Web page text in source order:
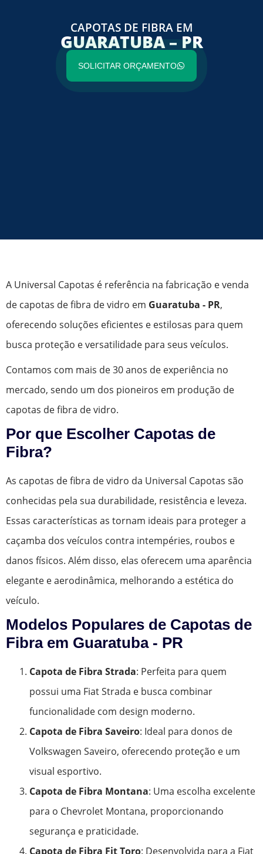
CAPOTAS DE FIBRA EM
GUARATUBA – PR
SOLICITAR ORÇAMENTO
A Universal Capotas é referência na fabricação e venda
de capotas de fibra de vidro em Guaratuba - PR,
oferecendo soluções eficientes e estilosas para quem
busca proteção e versatilidade para seus veículos.
Contamos com mais de 30 anos de experiência no
mercado, sendo um dos pioneiros em produção de
capotas de fibra de vidro.
Por que Escolher Capotas de
Fibra?
As capotas de fibra de vidro da Universal Capotas são
conhecidas pela sua durabilidade, resistência e leveza.
Essas características as tornam ideais para proteger a
caçamba dos veículos contra intempéries, roubos e
danos físicos. Além disso, elas oferecem uma aparência
elegante e aerodinâmica, melhorando a estética do
veículo.
Modelos Populares de Capotas de
Fibra em Guaratuba - PR
Capota de Fibra Strada: Perfeita para quem
possui uma Fiat Strada e busca combinar
funcionalidade com design moderno.
Capota de Fibra Saveiro: Ideal para donos de
Volkswagen Saveiro, oferecendo proteção e um
visual esportivo.
Capota de Fibra Montana: Uma escolha excelente
para o Chevrolet Montana, proporcionando
segurança e praticidade.
Capota de Fibra Fit Toro: Desenvolvida para a Fiat